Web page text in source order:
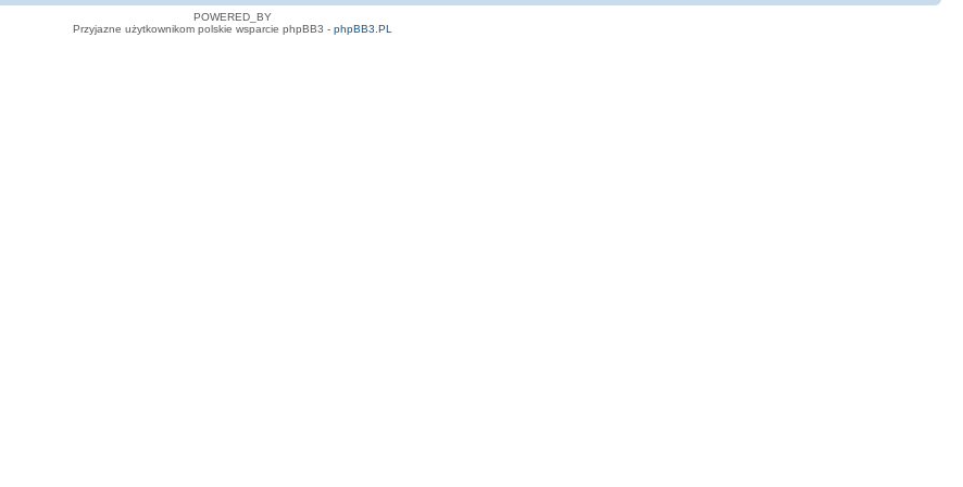
POWERED_BY
Przyjazne użytkownikom polskie wsparcie phpBB3 - phpBB3.PL